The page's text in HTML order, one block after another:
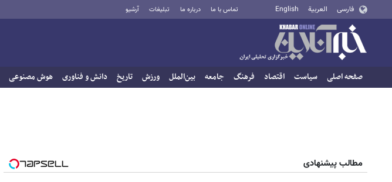
فارسی العربية English تماس با ما درباره ما تبلیغات آرشیو
صفحه اصلی سیاست اقتصاد فرهنگ جامعه بین‌الملل ورزش تاریخ دانش و فناوری هوش مصنوعی
مطالب پیشنهادی